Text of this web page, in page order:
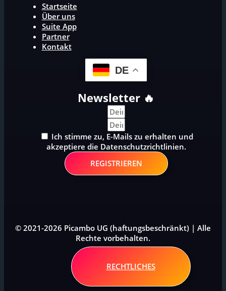
Startseite
Über uns
Suite App
Partner
Kontakt
DE
Newsletter 🔥
Ich stimme zu, E-Mails zu erhalten und
akzeptiere die Datenschutzrichtlinien.
REGISTRIEREN
© 2021-2026 Picambo UG (haftungsbeschränkt) | Alle
Rechte vorbehalten.
RECHTLICHES